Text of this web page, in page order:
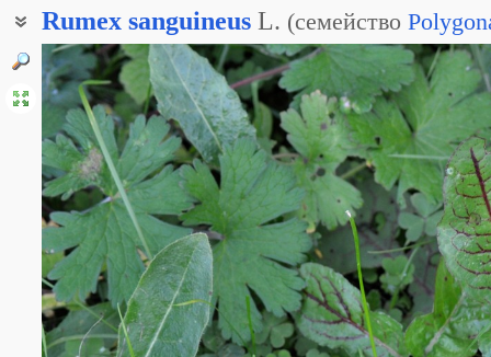
Rumex sanguineus L. (семейство
Щавель красный
Щавель кроваво-красный